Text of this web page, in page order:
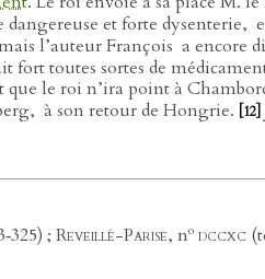
dangereuse et forte dysenterie,
l’auteur François a encore
fort toutes sortes de
le roi n’ira point à
à son retour de Hongrie. [12]
; Reveillé-Parise, no dccxc (